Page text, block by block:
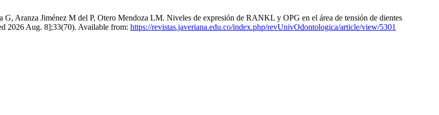
Aranza Jiménez M del P, Otero Mendoza LM. Niveles de expresión de RANKL y OPG en el área de tensión de dientes
2026 Aug. 8];33(70). Available from: https://revistas.javeriana.edu.co/index.php/revUnivOdontologica/article/view/5301